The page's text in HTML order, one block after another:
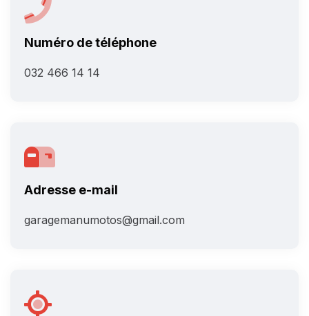
Numéro de téléphone
032 466 14 14
Adresse e-mail
garagemanumotos@gmail.com